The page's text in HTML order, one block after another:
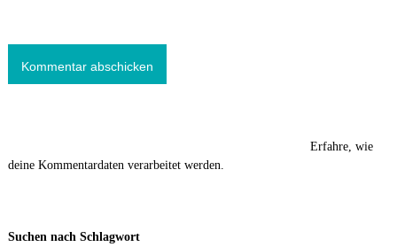
Erfahre, wie
deine Kommentardaten verarbeitet werden.
Suchen nach Schlagwort